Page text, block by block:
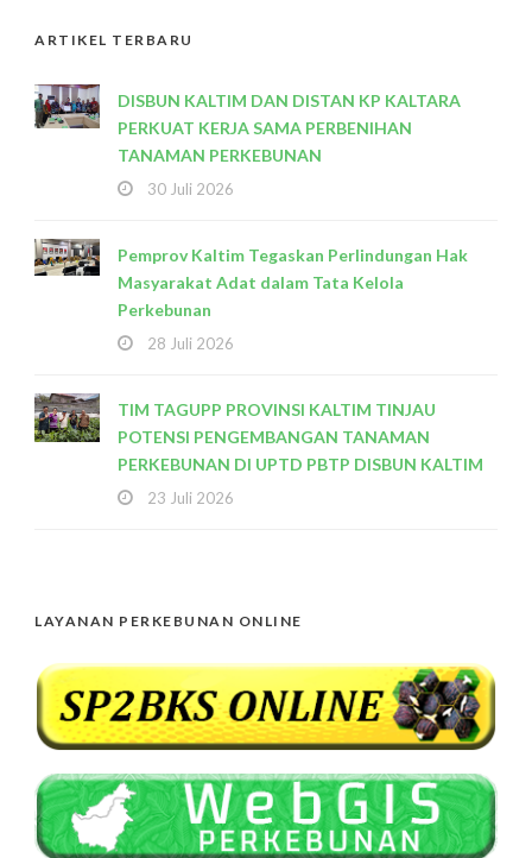
ARTIKEL TERBARU
DISBUN KALTIM DAN DISTAN KP KALTARA
PERKUAT KERJA SAMA PERBENIHAN
TANAMAN PERKEBUNAN
30 Juli 2026
Pemprov Kaltim Tegaskan Perlindungan Hak
Masyarakat Adat dalam Tata Kelola
Perkebunan
28 Juli 2026
TIM TAGUPP PROVINSI KALTIM TINJAU
POTENSI PENGEMBANGAN TANAMAN
PERKEBUNAN DI UPTD PBTP DISBUN KALTIM
23 Juli 2026
LAYANAN PERKEBUNAN ONLINE